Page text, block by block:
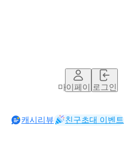
마이페이지로그인
캐시리뷰 친구초대 이벤트